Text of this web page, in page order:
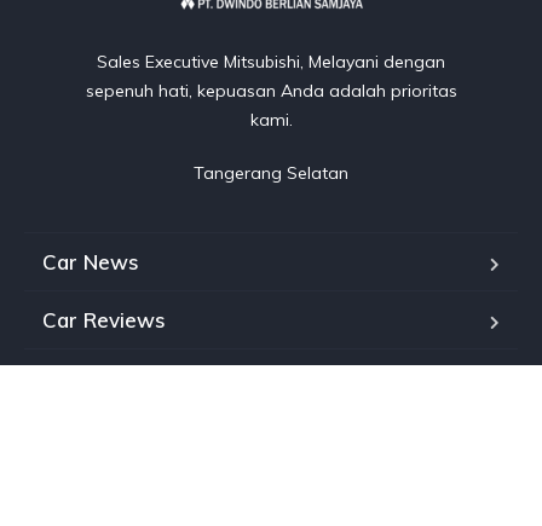
Sales Executive Mitsubishi, Melayani dengan
sepenuh hati, kepuasan Anda adalah prioritas
kami.
Tangerang Selatan
Car News
Car Reviews